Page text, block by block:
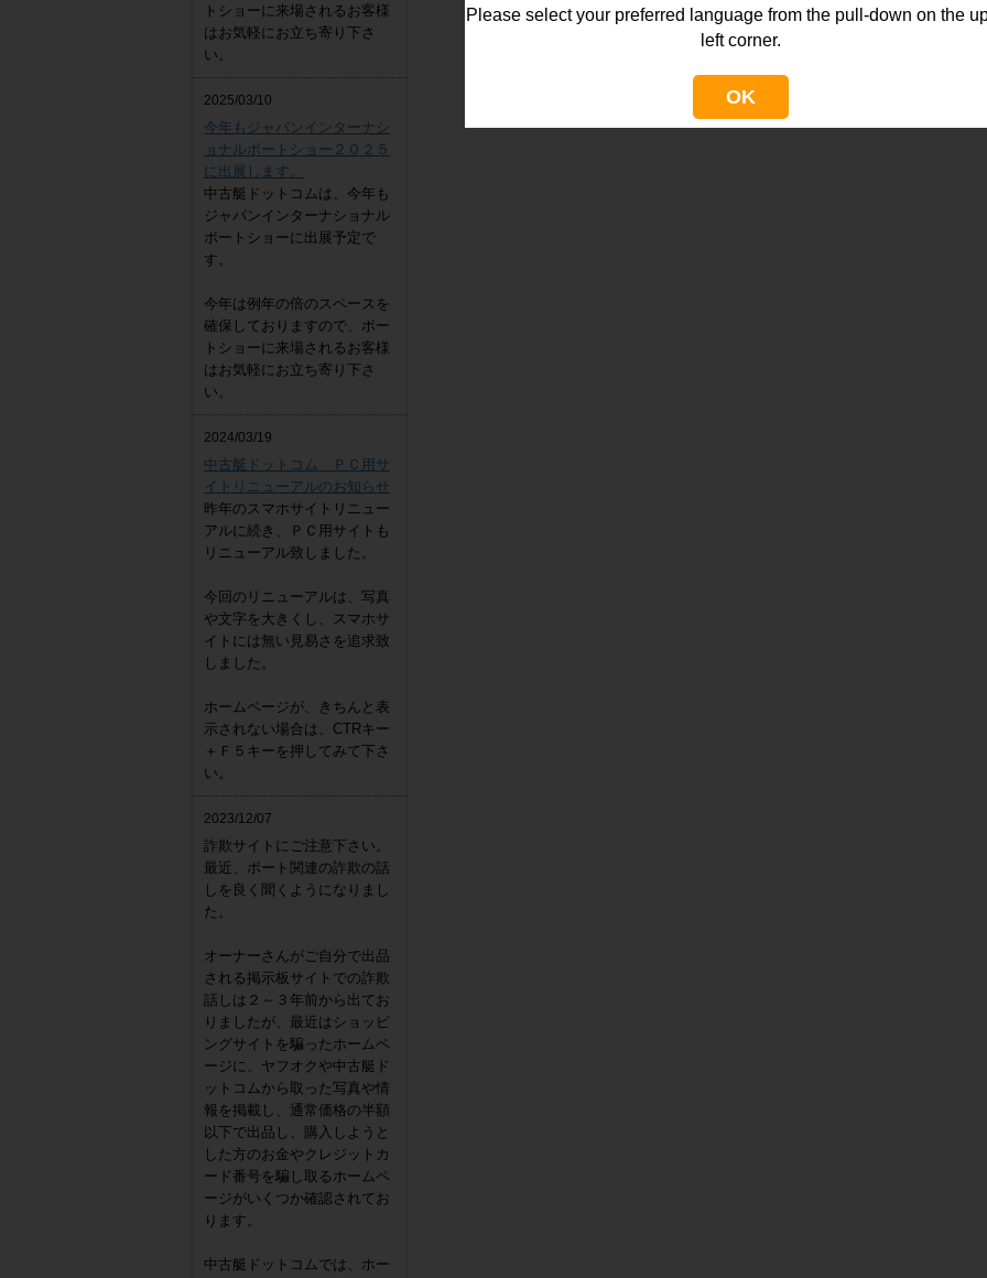
トショーに来場されるお客様
はお気軽にお立ち寄り下さ
い。
2025/03/10
今年もジャパンインターナシ
ョナルボートショー２０２５
に出展します。
中古艇ドットコムは、今年も
ジャパンインターナショナル
ボートショーに出展予定で
す。
今年は例年の倍のスペースを
確保しておりますので、ボー
トショーに来場されるお客様
はお気軽にお立ち寄り下さ
い。
2024/03/19
中古艇ドットコム ＰＣ用サ
イトリニューアルのお知らせ
昨年のスマホサイトリニュー
アルに続き、ＰＣ用サイトも
リニューアル致しました。
今回のリニューアルは、写真
や文字を大きくし、スマホサ
イトには無い見易さを追求致
しました。
ホームページが、きちんと表
示されない場合は、CTRキー
＋Ｆ５キーを押してみて下さ
い。
2023/12/07
詐欺サイトにご注意下さい。
最近、ボート関連の詐欺の話
しを良く聞くようになりまし
た。
オーナーさんがご自分で出品
される掲示板サイトでの詐欺
話しは２～３年前から出てお
りましたが、最近はショッピ
ングサイトを騙ったホームペ
ージに、ヤフオクや中古艇ド
ットコムから取った写真や情
報を掲載し、通常価格の半額
以下で出品し、購入しようと
した方のお金やクレジットカ
ード番号を騙し取るホームペ
ージがいくつか確認されてお
ります。
中古艇ドットコムでは、ホー
Please select your preferred language from the pull-down on the
left corner.
OK